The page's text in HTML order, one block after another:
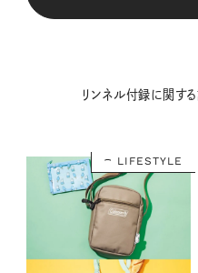
リンネル付録に関する
LIFESTYLE